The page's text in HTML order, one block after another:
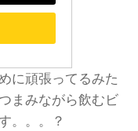
に頑張ってるみた
まみながら飲むビ
。。。？